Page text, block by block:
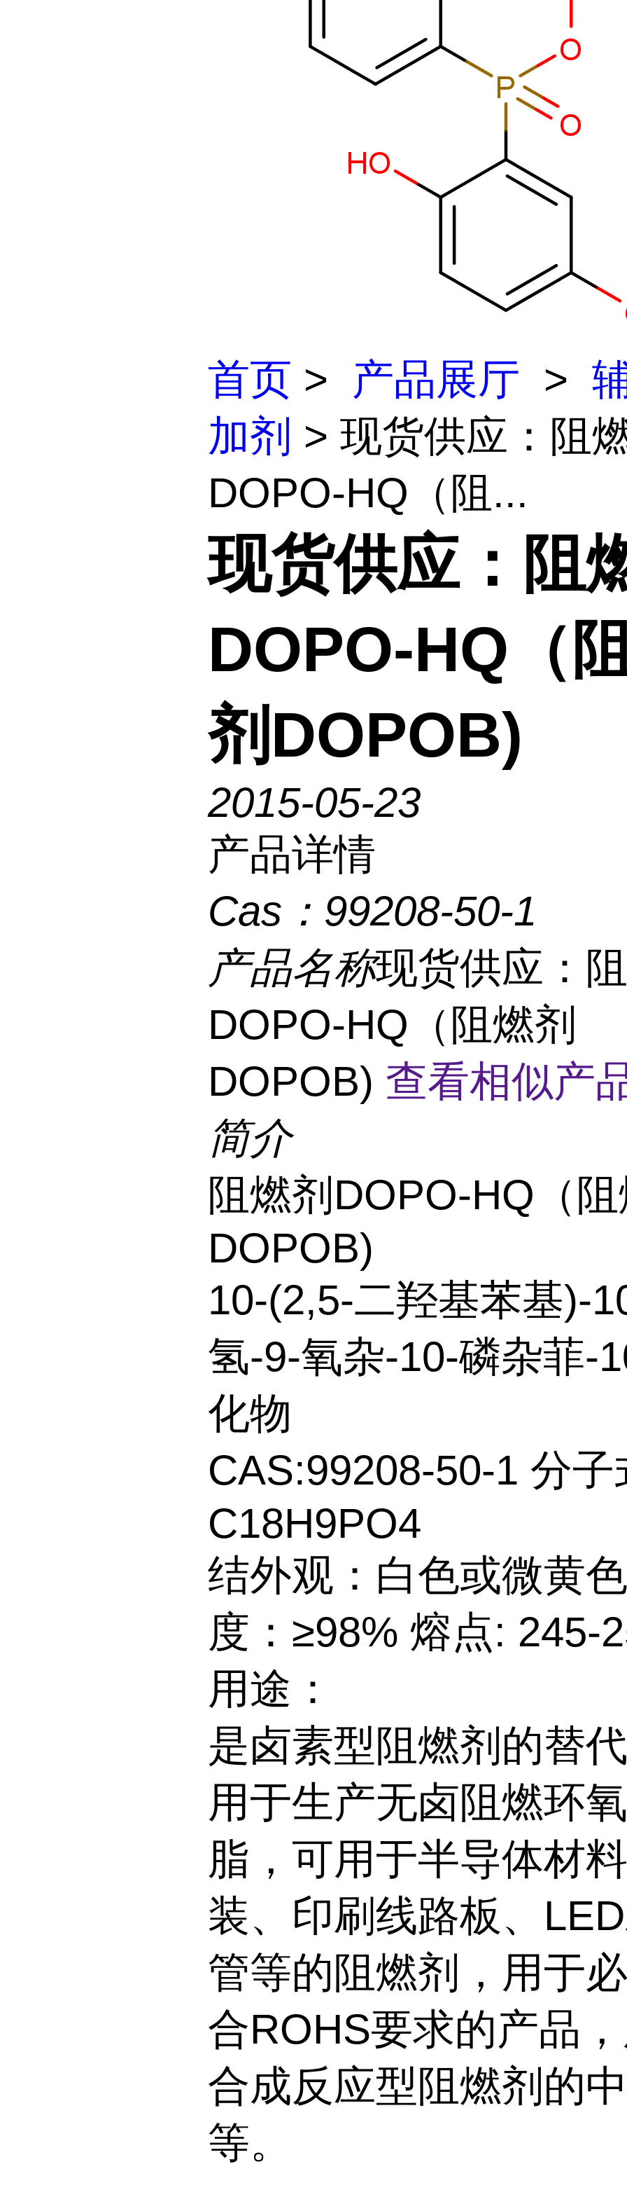
首页 > 产品展厅 >
加剂 > 现货供应：阻
DOPO-HQ（阻...
现货供应：阻
DOPO-HQ（
剂DOPOB)
2015-05-23
产品详情
Cas： 99208-50-1
产品名称现货供应：
DOPO-HQ（阻燃剂
DOPOB) 查看相似产
简介
阻燃剂DOPO-HQ（
DOPOB)
10-(2,5-二羟基苯基)-
氢-9-氧杂-10-磷杂菲-
化物
CAS:99208-50-1 分子
C18H9PO4
结外观：白色或微黄
度：≥98% 熔点: 245-
用途：
是卤素型阻燃剂的替
用于生产无卤阻燃环
脂，可用于半导体材
装、印刷线路板、
管等的阻燃剂，用于
合ROHS要求的产品
合成反应型阻燃剂的
等。